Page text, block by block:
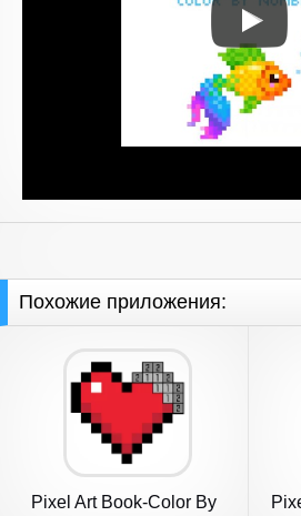
Похожие приложения:
Pixel Art Book-Color By